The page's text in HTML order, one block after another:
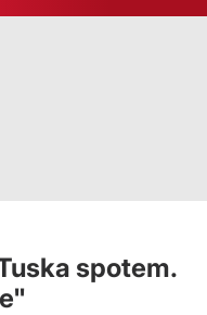
spotem.